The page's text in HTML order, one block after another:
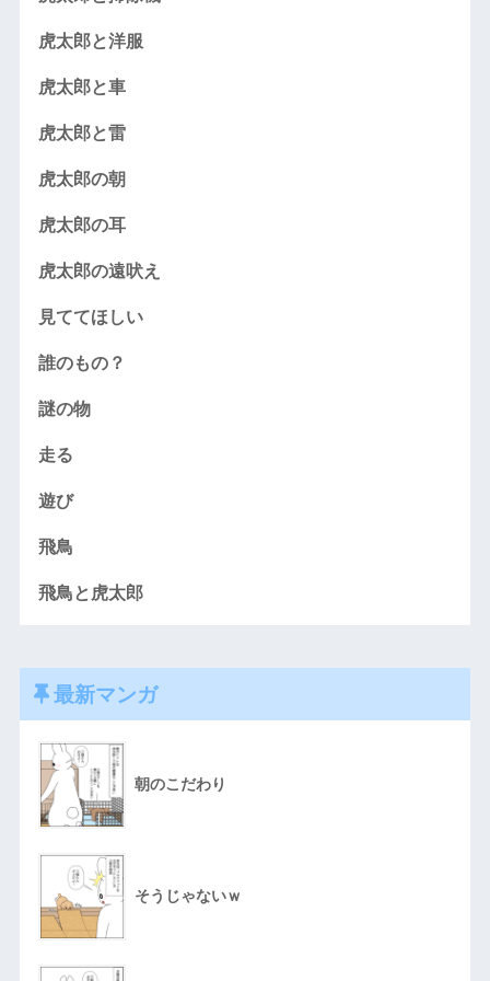
虎太郎と洋服
虎太郎と車
虎太郎と雷
虎太郎の朝
虎太郎の耳
虎太郎の遠吠え
見ててほしい
誰のもの？
謎の物
走る
遊び
飛鳥
飛鳥と虎太郎
最新マンガ
朝のこだわり
そうじゃないｗ